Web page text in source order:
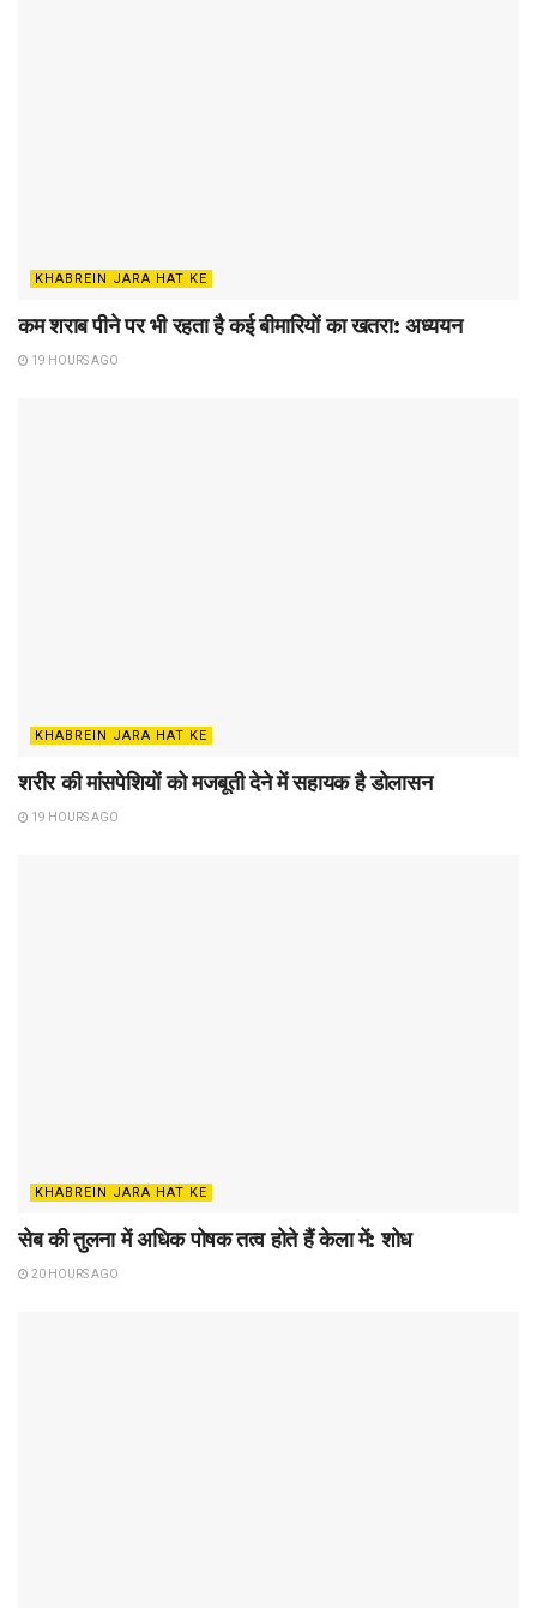
KHABREIN JARA HAT KE
कम शराब पीने पर भी रहता है कई बीमारियों का खतरा: अध्ययन
19 HOURS AGO
KHABREIN JARA HAT KE
शरीर की मांसपेशियों को मजबूती देने में सहायक है डोलासन
19 HOURS AGO
KHABREIN JARA HAT KE
सेब की तुलना में अधिक पोषक तत्व होते हैं केला में: शोध
20 HOURS AGO